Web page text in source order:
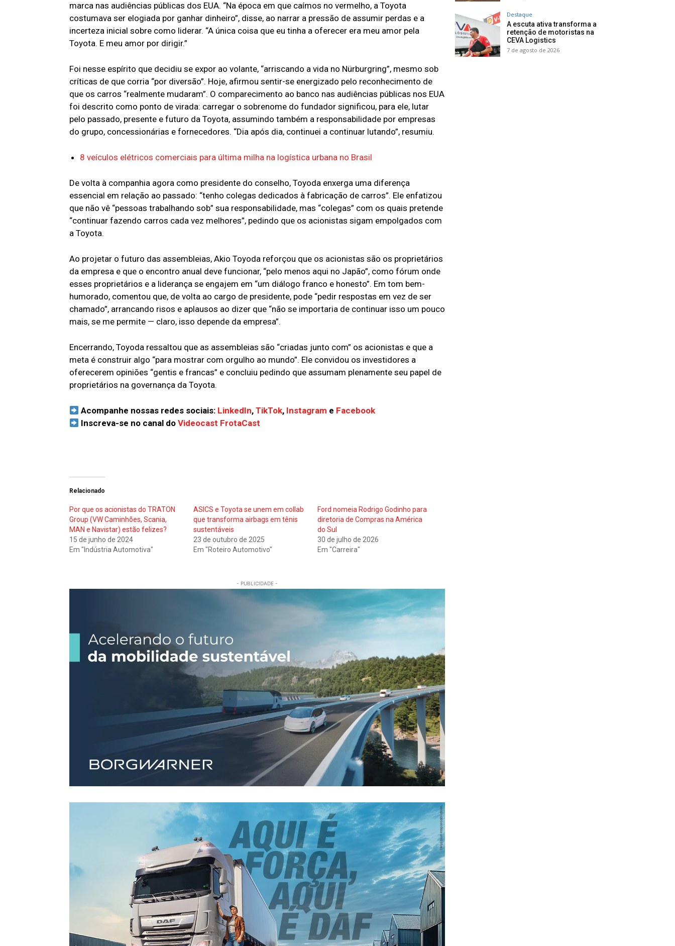
marca nas audiências públicas dos EUA. “Na época em que caímos no vermelho, a Toyota
costumava ser elogiada por ganhar dinheiro”, disse, ao narrar a pressão de assumir perdas e a
incerteza inicial sobre como liderar. “A única coisa que eu tinha a oferecer era meu amor pela
Toyota. E meu amor por dirigir.”
Foi nesse espírito que decidiu se expor ao volante, “arriscando a vida no Nürburgring”, mesmo sob
críticas de que corria “por diversão”. Hoje, afirmou sentir-se energizado pelo reconhecimento de
que os carros “realmente mudaram”. O comparecimento ao banco nas audiências públicas nos EUA
foi descrito como ponto de virada: carregar o sobrenome do fundador significou, para ele, lutar
pelo passado, presente e futuro da Toyota, assumindo também a responsabilidade por empresas
do grupo, concessionárias e fornecedores. “Dia após dia, continuei a continuar lutando”, resumiu.
8 veículos elétricos comerciais para última milha na logística urbana no Brasil
De volta à companhia agora como presidente do conselho, Toyoda enxerga uma diferença
essencial em relação ao passado: “tenho colegas dedicados à fabricação de carros”. Ele enfatizou
que não vê “pessoas trabalhando sob” sua responsabilidade, mas “colegas” com os quais pretende
“continuar fazendo carros cada vez melhores”, pedindo que os acionistas sigam empolgados com
a Toyota.
Ao projetar o futuro das assembleias, Akio Toyoda reforçou que os acionistas são os proprietários
da empresa e que o encontro anual deve funcionar, “pelo menos aqui no Japão”, como fórum onde
esses proprietários e a liderança se engajem em “um diálogo franco e honesto”. Em tom bem-
humorado, comentou que, de volta ao cargo de presidente, pode “pedir respostas em vez de ser
chamado”, arrancando risos e aplausos ao dizer que “não se importaria de continuar isso um pouco
mais, se me permite — claro, isso depende da empresa”.
Encerrando, Toyoda ressaltou que as assembleias são “criadas junto com” os acionistas e que a
meta é construir algo “para mostrar com orgulho ao mundo”. Ele convidou os investidores a
oferecerem opiniões “gentis e francas” e concluiu pedindo que assumam plenamente seu papel de
proprietários na governança da Toyota.
Acompanhe nossas redes sociais: LinkedIn,TikTok, Instagram e Facebook
Inscreva-se no canal doVideocast FrotaCast
Relacionado
Por que os acionistas do TRATON
Group (VW Caminhões, Scania,
MAN e Navistar) estão felizes?
15 de junho de 2024
Em "Indústria Automotiva"
ASICS e Toyota se unem em collab
que transforma airbags em tênis
sustentáveis
23 de outubro de 2025
Em "Roteiro Automotivo"
Ford nomeia Rodrigo Godinho para
diretoria de Compras na América
do Sul
30 de julho de 2026
Em "Carreira"
- PUBLICIDADE -
Destaque
A escuta ativa transforma a
retenção de motoristas na
CEVA Logistics
7 de agosto de 2026